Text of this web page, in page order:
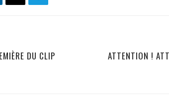
DU CLIP
ATTENTION !